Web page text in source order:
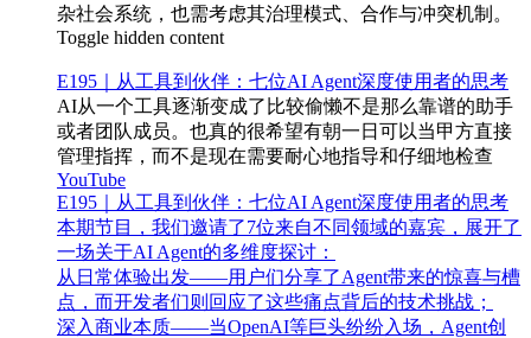
杂社会系统，也需考虑其治理模式、合作与冲突机制。
Toggle hidden content
E195｜从工具到伙伴：七位AI Agent深度使用者的思考
AI从一个工具逐渐变成了比较偷懒不是那么靠谱的助手
或者团队成员。也真的很希望有朝一日可以当甲方直接
管理指挥，而不是现在需要耐心地指导和仔细地检查
YouTube
E195｜从工具到伙伴：七位AI Agent深度使用者的思考
本期节目，我们邀请了7位来自不同领域的嘉宾，展开了
一场关于AI Agent的多维度探讨：
从日常体验出发——用户们分享了Agent带来的惊喜与槽
点，而开发者们则回应了这些痛点背后的技术挑战；
深入商业本质——当OpenAI等巨头纷纷入场，Agent创